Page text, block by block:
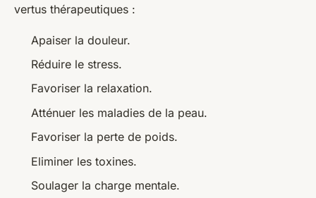
vertus thérapeutiques :
Apaiser la douleur.
Réduire le stress.
Favoriser la relaxation.
Atténuer les maladies de la peau.
Favoriser la perte de poids.
Eliminer les toxines.
Soulager la charge mentale.